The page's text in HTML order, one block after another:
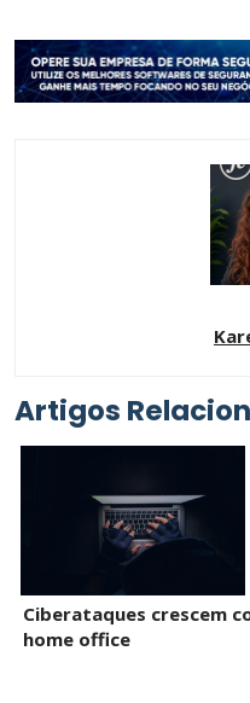
Artigos
Ciberataques crescem
home office